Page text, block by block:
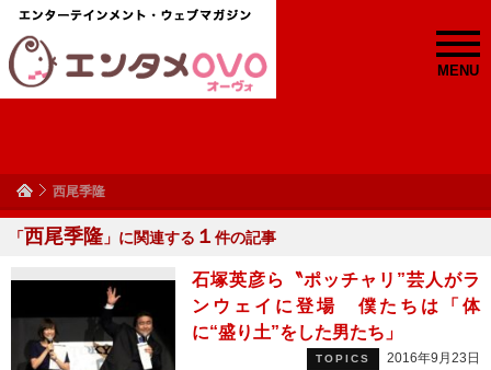
MENU
西尾季隆
「西尾季隆 」に関連する １ 件の記事
石塚英彦ら〝ポッチャリ”芸人がラ
ンウェイに登場 僕たちは「体
に“盛り土”をした男たち」
TOPICS 2016年9月23日